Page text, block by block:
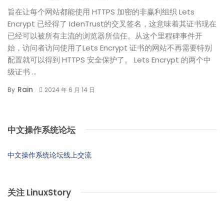
旨在让每个网站都能使用 HTTPS 加密的非赢利组织 Lets
Encrypt 已经得了 IdenTrust的交叉签名，这意味着其证书现在
已经可以被所有主流的浏览器所信任。从这个里程碑事件开
始，访问者访问使用了Lets Encrypt 证书的网站不再需要特别
配置就可以得到 HTTPS 安全保护了。 Lets Encrypt 的两个中
级证书 ...
By Rain 2024 年 6 月 14 日
中文操作系统论坛
中文操作系统论坛线上交流
关注 LinuxStory